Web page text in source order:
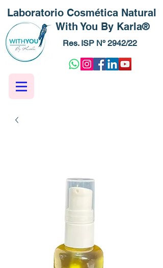
Laboratorio Cosmética Natural
With You By Karla®
Res. ISP Nº 2942/22